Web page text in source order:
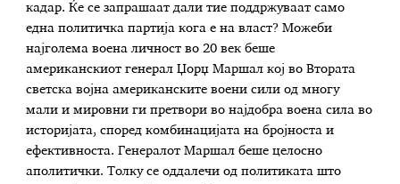
кадар. Ќе се запрашаат дали тие поддржуваат само
една политичка партија кога е на власт? Можеби
најголема воена личност во 20 век беше
американскиот генерал Џорџ Маршал кој во Втората
светска војна американските воени сили од многу
мали и мировни ги претвори во најдобра воена сила во
историјата, според комбинацијата на бројноста и
ефективноста. Генералот Маршал беше целосно
аполитички. Толку се оддалечи од политиката што